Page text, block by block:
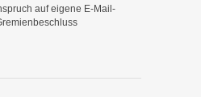
auf eigene E-Mail-